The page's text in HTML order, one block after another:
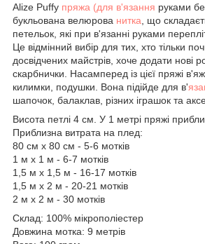
Alize Puffy пряжа (для в'язання руками
букльована велюрова нитка , що
петельок, які при в'язанні руками
Це відмінний вибір для тих, хто тільки
досвідчених майстрів, хоче додати нові
скарбнички. Насамперед із цієї пряжі
килимки, подушки. Вона підійде для в'
шапочок, балаклав, різних іграшок та
Висота петлі 4 см. У 1 метрі пряжі
Приблизна витрата на плед:
80 см x 80 см - 5-6 мотків
1 м x 1 м - 6-7 мотків
1,5 м x 1,5 м - 16-17 мотків
1,5 м x 2 м - 20-21 мотків
2 м x 2 м - 30 мотків
Склад: 100% мікрополіестер
Довжина мотка: 9 метрів